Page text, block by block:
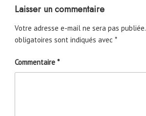
Laisser un commentaire
Votre adresse e-mail ne sera pas publiée.
obligatoires sont indiqués avec *
Commentaire *